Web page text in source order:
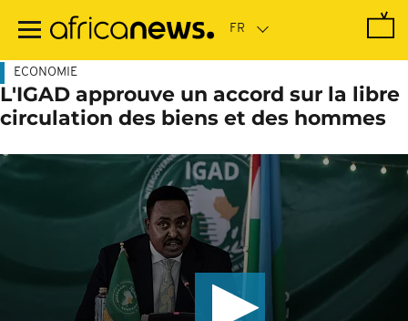
contenu
ECONOMIE
L'IGAD approuve un accord sur la libre
circulation des biens et des hommes